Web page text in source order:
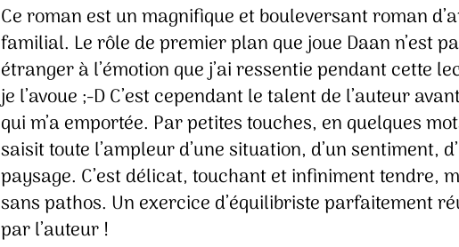
Ce roman est un magnifique et bouleversant roman
familial. Le rôle de premier plan que joue Daan n’est
étranger à l’émotion que j’ai ressentie pendant cette
je l’avoue ;-D C’est cependant le talent de l’auteur
qui m’a emportée. Par petites touches, en quelques
saisit toute l’ampleur d’une situation, d’un sentiment,
paysage. C’est délicat, touchant et infiniment tendre,
sans pathos. Un exercice d’équilibriste parfaitement
par l’auteur !